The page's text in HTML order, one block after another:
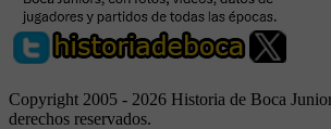
Copyright 2005 - 2026 Historia de Boca
derechos reservados.